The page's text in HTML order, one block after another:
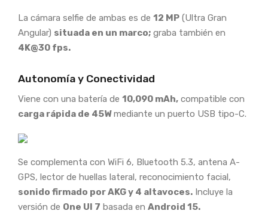
La cámara selfie de ambas es de 12 MP (Ultra Gran
Angular) situada en un marco; graba también en
4K@30 fps.
Autonomía y Conectividad
Viene con una batería de 10,090 mAh, compatible con
carga rápida de 45Wmediante un puerto USB tipo-C.
Se complementa con WiFi 6, Bluetooth 5.3, antena A-
GPS, lector de huellas lateral, reconocimiento facial,
sonido firmado por AKG y 4 altavoces. Incluye la
versión de One UI 7 basada en Android 15.